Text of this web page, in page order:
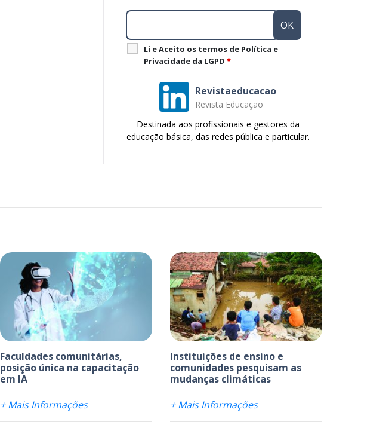
Li e Aceito os termos de Política e
Privacidade da LGPD *
Revistaeducacao
Revista Educação
Destinada aos profissionais e gestores da
educação básica, das redes pública e particular.
Faculdades comunitárias,
posição única na capacitação
em IA
+ Mais Informações
Instituições de ensino e
comunidades pesquisam as
mudanças climáticas
+ Mais Informações